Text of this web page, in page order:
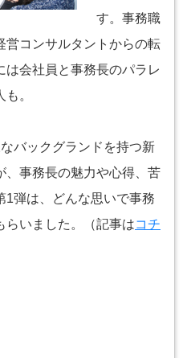
す。事務職
営コンサルタントからの転
会社員と事務長のパラレ
。
バックグランドを持つ新
、事務長の魅力や心得、苦
1弾は、どんな思いで事務
らいました。（記事はコチ